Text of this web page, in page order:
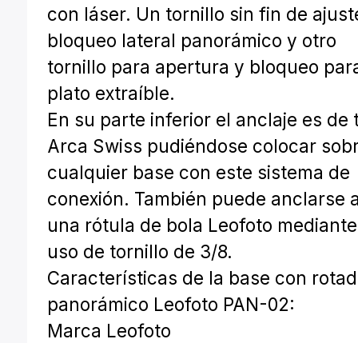
con láser. Un tornillo sin fin de
bloqueo lateral panorámico y otro
tornillo para apertura y bloqueo
plato extraíble.
En su parte inferior el anclaje es de
Arca Swiss pudiéndose colocar
cualquier base con este sistema de
conexión. También puede anclarse
una rótula de bola Leofoto
uso de tornillo de 3/8.
Características de la base con
panorámico Leofoto PAN-02:
Marca Leofoto